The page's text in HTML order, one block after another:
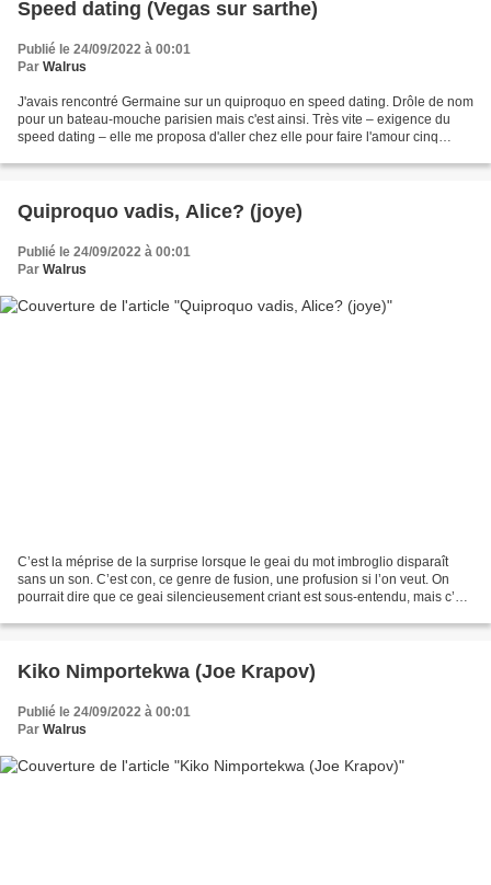
Speed dating (Vegas sur sarthe)
Publié le 24/09/2022 à 00:01
Par Walrus
J'avais rencontré Germaine sur un quiproquo en speed dating. Drôle de nom
pour un bateau-mouche parisien mais c'est ainsi. Très vite – exigence du
speed dating – elle me proposa d'aller chez elle pour faire l'amour cinq
Quiproquo vadis, Alice? (joye)
Publié le 24/09/2022 à 00:01
Par Walrus
C’est la méprise de la surprise lorsque le geai du mot imbroglio disparaît
sans un son. C’est con, ce genre de fusion, une profusion si l’on veut. On
pourrait dire que ce geai silencieusement criant est sous-entendu, mais c’est
Kiko Nimportekwa (Joe Krapov)
Publié le 24/09/2022 à 00:01
Par Walrus